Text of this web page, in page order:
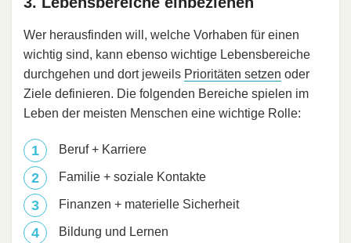
Wer herausfinden will, welche Vorhaben für einen
wichtig sind, kann ebenso wichtige Lebensbereiche
durchgehen und dort jeweils Prioritäten setzen oder
Ziele definieren. Die folgenden Bereiche spielen im
Leben der meisten Menschen eine wichtige Rolle:
Beruf + Karriere
Familie + soziale Kontakte
Finanzen + materielle Sicherheit
Bildung und Lernen